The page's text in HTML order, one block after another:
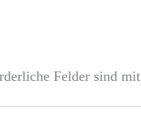
Felder sind mit